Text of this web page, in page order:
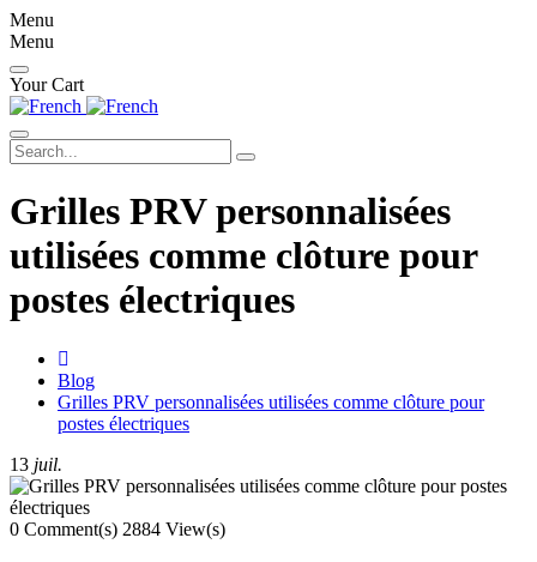
Menu
Menu
Your Cart
Search...
Grilles PRV personnalisées
utilisées comme clôture pour
postes électriques
Blog
Grilles PRV personnalisées utilisées comme clôture pour
postes électriques
13 juil.
0 Comment(s) 2884 View(s)